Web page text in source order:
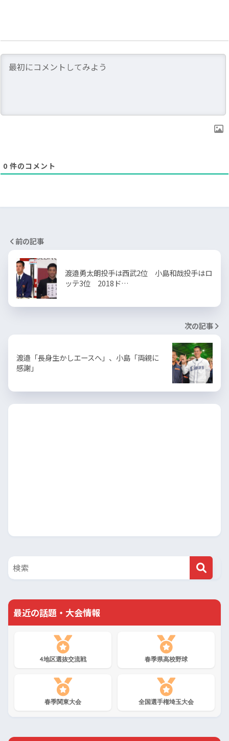
0 件のコメント
前の記事
渡邉勇太朗投手は西武2位 小島和哉投手はロ
ッテ3位 2018ド…
次の記事
渡邉「長身生かしエースへ」、小島「両親に
感謝」
最近の話題・大会情報
4地区選抜交流戦 春季県高校野球
春季関東大会 全国選手権埼玉大会